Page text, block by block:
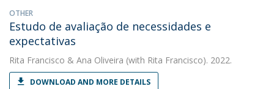
OTHER
Estudo de avaliação de necessidades e
expectativas
Rita Francisco & Ana Oliveira (with Rita Francisco). 2022.
DOWNLOAD AND MORE DETAILS